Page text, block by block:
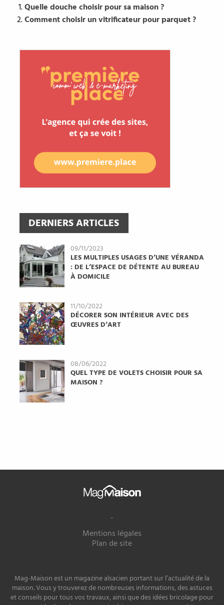
Quelle douche choisir pour sa maison ?
Comment choisir un vitrificateur pour parquet ?
DERNIERS ARTICLES
09/11/2023
LES MULTIPLES USAGES D’UNE VÉRANDA
: DE L’ESPACE DE DÉTENTE AU BUREAU
À DOMICILE
11/10/2022
DÉCORER SON INTÉRIEUR AVEC DES
ŒUVRES D’ART
08/06/2022
QUEL TYPE DE VOLETS CHOISIR POUR SA
MAISON ?
Mag
Maison
-
Mentions légales
Plan de site
Mag-Maison est un magazine alsacien portant sur l’actualité de la
maison. Vous y trouverez de nombreuses informations, des astuces
et conseils pour tous vos travaux, ainsi que des idées bricolage pour